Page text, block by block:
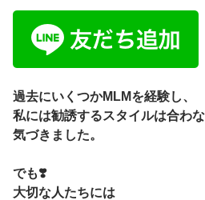
過去にいくつかMLMを経験し、
私には勧誘するスタイルは合わ
気づきました。
でも❣️
大切な人たちには